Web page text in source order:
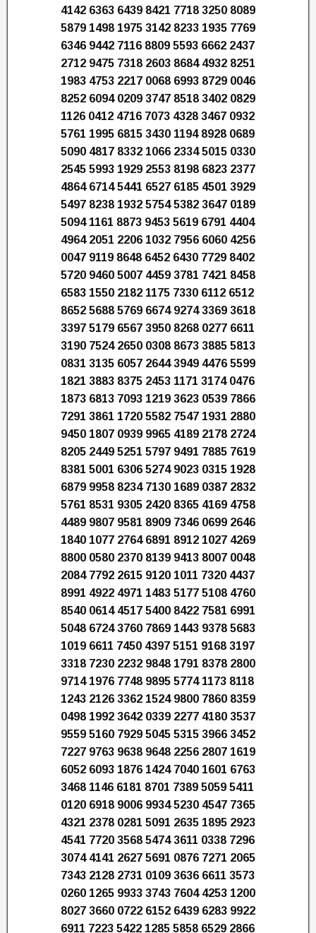
4142 6363 6439 8421 7718 3250 8089
5879 1498 1975 3142 8233 1935 7769
6346 9442 7116 8809 5593 6662 2437
2712 9475 7318 2603 8684 4932 8251
1983 4753 2217 0068 6993 8729 0046
8252 6094 0209 3747 8518 3402 0829
1126 0412 4716 7073 4328 3467 0932
5761 1995 6815 3430 1194 8928 0689
5090 4817 8332 1066 2334 5015 0330
2545 5993 1929 2553 8198 6823 2377
4864 6714 5441 6527 6185 4501 3929
5497 8238 1932 5754 5382 3647 0189
5094 1161 8873 9453 5619 6791 4404
4964 2051 2206 1032 7956 6060 4256
0047 9119 8648 6452 6430 7729 8402
5720 9460 5007 4459 3781 7421 8458
6583 1550 2182 1175 7330 6112 6512
8652 5688 5769 6674 9274 3369 3618
3397 5179 6567 3950 8268 0277 6611
3190 7524 2650 0308 8673 3885 5813
0831 3135 6057 2644 3949 4476 5599
1821 3883 8375 2453 1171 3174 0476
1873 6813 7093 1219 3623 0539 7866
7291 3861 1720 5582 7547 1931 2880
9450 1807 0939 9965 4189 2178 2724
8205 2449 5251 5797 9491 7885 7619
8381 5001 6306 5274 9023 0315 1928
6879 9958 8234 7130 1689 0387 2832
5761 8531 9305 2420 8365 4169 4758
4489 9807 9581 8909 7346 0699 2646
1840 1077 2764 6891 8912 1027 4269
8800 0580 2370 8139 9413 8007 0048
2084 7792 2615 9120 1011 7320 4437
8991 4922 4971 1483 5177 5108 4760
8540 0614 4517 5400 8422 7581 6991
5048 6724 3760 7869 1443 9378 5683
1019 6611 7450 4397 5151 9168 3197
3318 7230 2232 9848 1791 8378 2800
9714 1976 7748 9895 5774 1173 8118
1243 2126 3362 1524 9800 7860 8359
0498 1992 3642 0339 2277 4180 3537
9559 5160 7929 5045 5315 3966 3452
7227 9763 9638 9648 2256 2807 1619
6052 6093 1876 1424 7040 1601 6763
3468 1146 6181 8701 7389 5059 5411
0120 6918 9006 9934 5230 4547 7365
4321 2378 0281 5091 2635 1895 2923
4541 7720 3568 5474 3611 0338 7296
3074 4141 2627 5691 0876 7271 2065
7343 2128 2731 0109 3636 6611 3573
0260 1265 9933 3743 7604 4253 1200
8027 3660 0722 6152 6439 6283 9922
6911 7223 5422 1285 5858 6529 2866